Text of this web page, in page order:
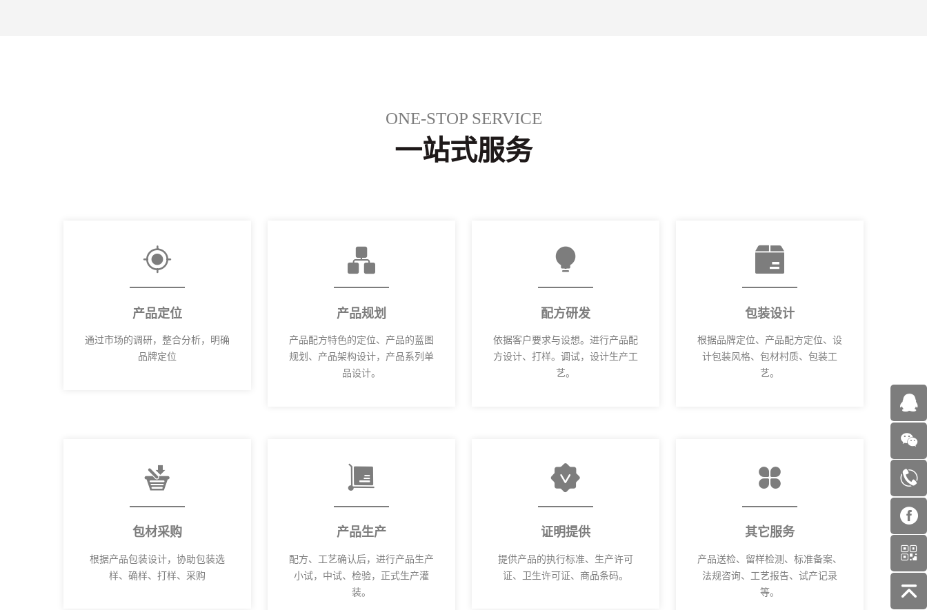
ONE-STOP SERVICE
一站式服务
产品定位
通过市场的调研，整合分析，明确
品牌定位
产品规划
产品配方特色的定位、产品的蓝图
规划、产品架构设计，产品系列单
品设计。
配方研发
依据客户要求与设想。进行产品配
方设计、打样。调试，设计生产工
艺。
包装设计
根据品牌定位、产品配方定位、设
计包装风格、包材村质、包装工
艺。
包材采购
根据产品包装设计，协助包装选
样、确样、打样、采购
产品生产
配方、工艺确认后，进行产品生产
小试，中试、检验，正式生产灌
装。
证明提供
提供产品的执行标准、生产许可
证、卫生许可证、商品条码。
其它服务
产品送检、留样检测、标准备案、
法规咨询、工艺报告、试产记录
等。